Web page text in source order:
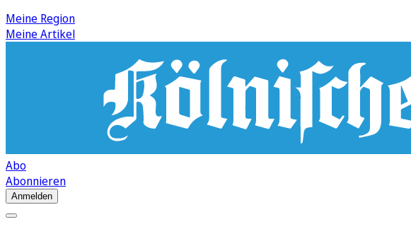
Meine Region
Meine Artikel
Abo
Abonnieren
Anmelden